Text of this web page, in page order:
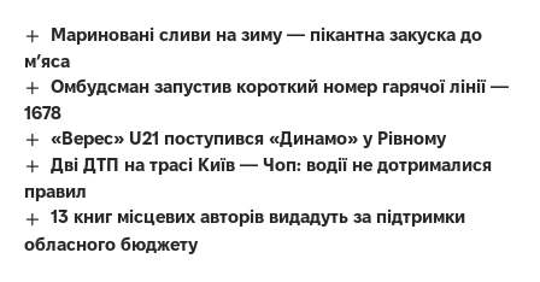
Мариновані сливи на зиму — пікантна закуска до
м’яса
Омбудсман запустив короткий номер гарячої лінії —
1678
«Верес» U21 поступився «Динамо» у Рівному
Дві ДТП на трасі Київ — Чоп: водії не дотрималися
правил
13 книг місцевих авторів видадуть за підтримки
обласного бюджету